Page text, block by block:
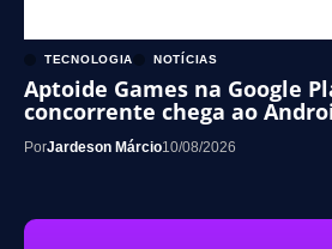
TECNOLOGIA NOTÍCIAS
Aptoide Games na Google
concorrente chega ao
PorJardeson Márcio10/08/2026